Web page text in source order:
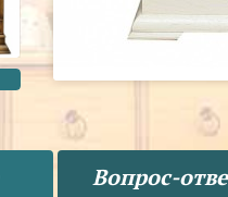
Вопрос-